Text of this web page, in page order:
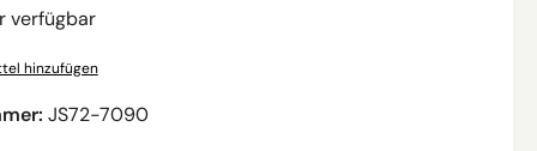
verfügbar
hinzufügen
JS72-7090